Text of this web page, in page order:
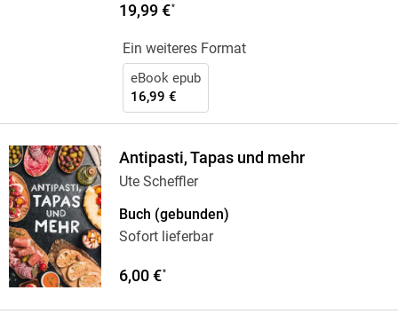
19,99 €*
Ein weiteres Format
eBook epub
16,99 €
Antipasti, Tapas und mehr
Ute Scheffler
Buch (gebunden)
Sofort lieferbar
6,00 €*